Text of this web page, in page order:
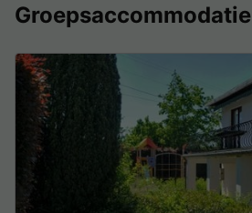
Groepsaccommodatie